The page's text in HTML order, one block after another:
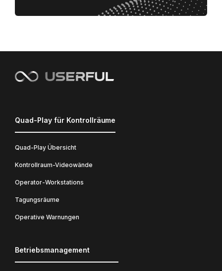
Quad-Play für Kontrollräume
Quad-Play Übersicht
Kontrollraum-Videowände
Operator-Workstations
Tagungsräume
Operative Warnungen
Betriebsmanagement